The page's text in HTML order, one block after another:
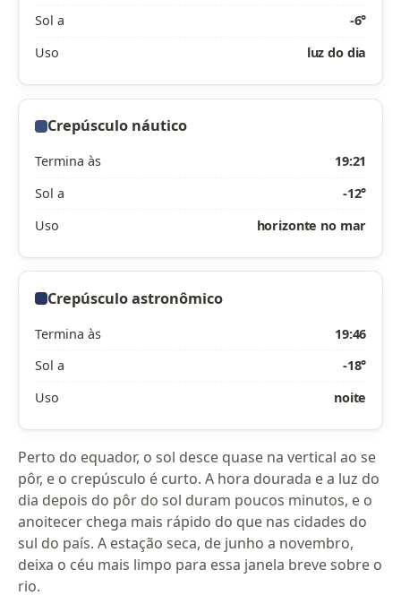
Sol a
-6°
Uso
luz do dia
Crepúsculo náutico
Termina às
19:21
Sol a
-12°
Uso
horizonte no mar
Crepúsculo astronômico
Termina às
19:46
Sol a
-18°
Uso
noite
Perto do equador, o sol desce quase na vertical ao se
pôr, e o crepúsculo é curto. A hora dourada e a luz do
dia depois do pôr do sol duram poucos minutos, e o
anoitecer chega mais rápido do que nas cidades do
sul do país. A estação seca, de junho a novembro,
deixa o céu mais limpo para essa janela breve sobre o
rio.